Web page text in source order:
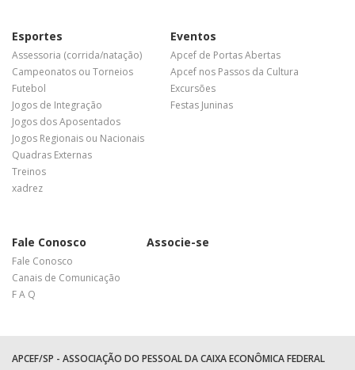
Esportes
Assessoria (corrida/natação)
Campeonatos ou Torneios
Futebol
Jogos de Integração
Jogos dos Aposentados
Jogos Regionais ou Nacionais
Quadras Externas
Treinos
xadrez
Eventos
Apcef de Portas Abertas
Apcef nos Passos da Cultura
Excursões
Festas Juninas
Fale Conosco
Fale Conosco
Canais de Comunicação
F A Q
Associe-se
APCEF/SP - ASSOCIAÇÃO DO PESSOAL DA CAIXA ECONÔMICA FEDERAL